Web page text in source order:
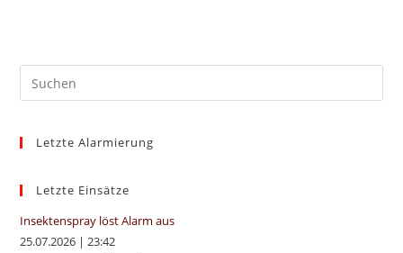
Letzte Alarmierung
Letzte Einsätze
Insektenspray löst Alarm aus
25.07.2026 |23:42